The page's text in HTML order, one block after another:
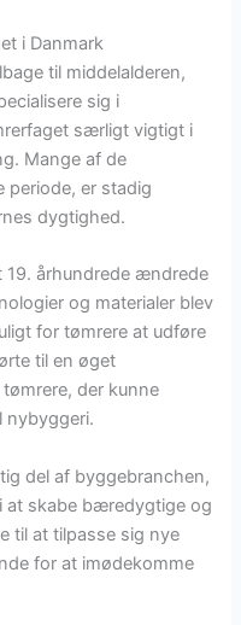
i Danmark
til middelalderen,
sig i
særligt vigtigt i
Mange af de
periode, er stadig
dygtighed.
19. århundrede ændrede
og materialer blev
for tømrere at udføre
til en øget
der kunne
nybyggeri.
del af byggebranchen,
at skabe bæredygtige og
til at tilpasse sig nye
for at imødekomme